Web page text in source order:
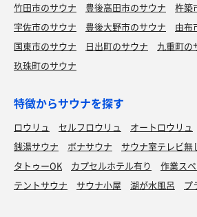
竹田市のサウナ
豊後高田市のサウナ
杵築
宇佐市のサウナ
豊後大野市のサウナ
由布
国東市のサウナ
日出町のサウナ
九重町の
玖珠町のサウナ
特徴からサウナを探す
ロウリュ セルフロウリュ オートロウリュ
銭湯サウナ
ボナサウナ サウナ室テレビ無
タトゥーOK
カプセルホテル有り
作業ス
テントサウナ
サウナ小屋 湖が水風呂 プ